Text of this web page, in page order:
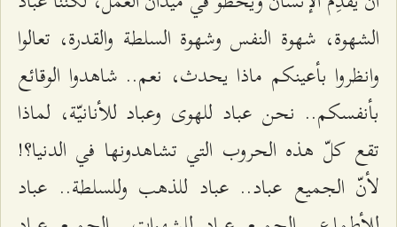
الشهوة، شهوة النفس وشهوة السلطة والقدرة، تعالوا
وانظروا بأعينكم ماذا يحدث، نعم.. شاهدوا الوقائع
بأنفسكم.. نحن عباد للهوى وعباد للأنانيّة، لماذا
تقع كلّ هذه الحروب التي تشاهدونها في الدنيا؟!
لأنّ الجميع عباد.. عباد للذهب وللسلطة.. عباد